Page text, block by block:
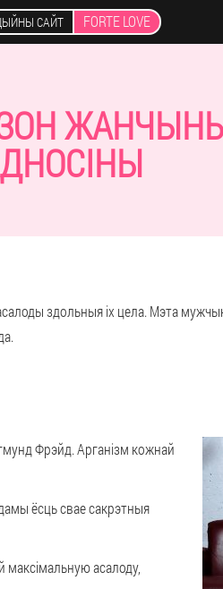
САЙТ FORTE LOVE
ЖАНЧЫНЫ
здольныя іх цела. Мэта
Фрэйд. Арганізм кожнай
ёсць свае сакрэтныя
максімальную асалоду,